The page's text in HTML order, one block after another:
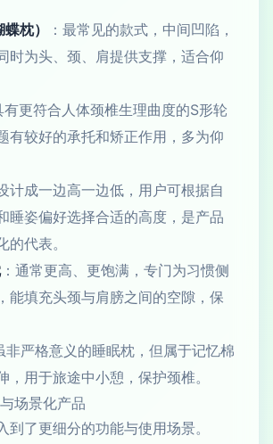
枕）
：最常见的款式，中间凹陷，
时为头、颈、肩提供支撑，适合仰
有更符合人体颈椎生理曲度的S形轮
有较好的承托和矫正作用，多为仰
计成一边高一边低，用户可根据自
睡姿偏好选择合适的高度，是产品
的代表。
：通常更高、更饱满，专门为习惯侧
能填充头颈与肩膀之间的空隙，保
非严格意义的睡眠枕，但属于记忆棉
，用于旅途中小憩，保护颈椎。
场景化产品
到了更细分的功能与使用场景。